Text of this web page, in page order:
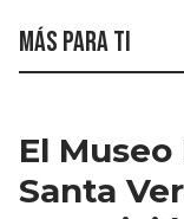
Más para ti
El
Santa